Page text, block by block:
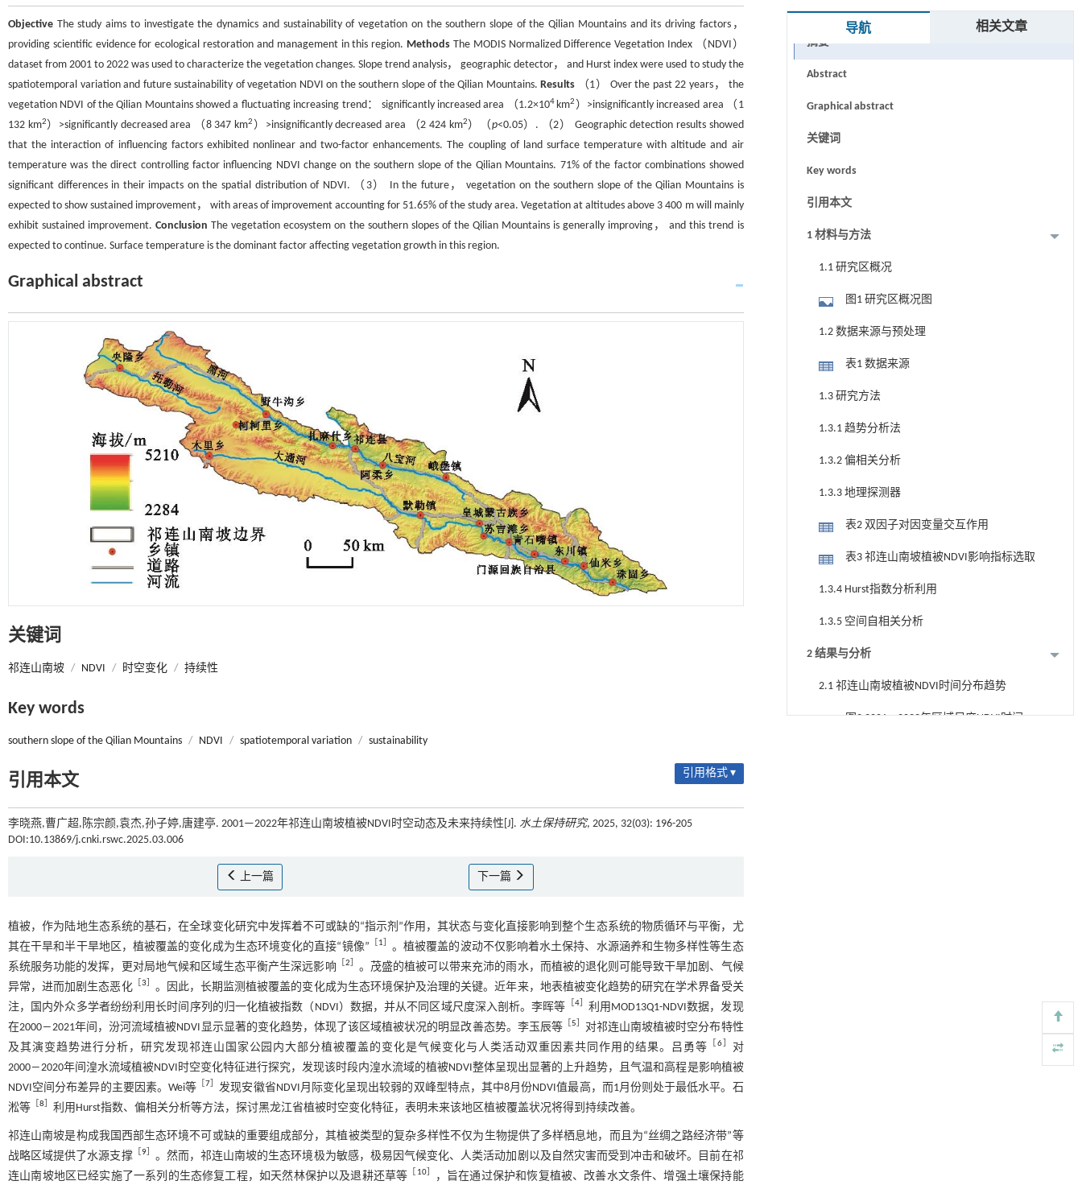
Objective The study aims to investigate the dynamics and sustainability of vegetation on the southern slope of the Qilian Mountains and its driving factors，
providing scientific evidence for ecological restoration and management in this region. Methods The MODIS Normalized Difference Vegetation Index （NDVI）
dataset from 2001 to 2022 was used to characterize the vegetation changes. Slope trend analysis， geographic detector， and Hurst index were used to study the
spatiotemporal variation and future sustainability of vegetation NDVI on the southern slope of the Qilian Mountains.Results （1） Over the past 22 years， the
vegetation NDVI of the Qilian Mountains showed a fluctuating increasing trend： significantly increased area （1.2×104km2 ）>insignificantly increased area （1
132 km2）>significantly decreased area （8 347 km2 ）>insignificantly decreased area （2 424 km2）（p<0.05）. （2） Geographic detection results showed
that the interaction of influencing factors exhibited nonlinear and two-factor enhancements. The coupling of land surface temperature with altitude and air
temperature was the direct controlling factor influencing NDVI change on the southern slope of the Qilian Mountains. 71% of the factor combinations showed
significant differences in their impacts on the spatial distribution of NDVI. （3） In the future， vegetation on the southern slope of the Qilian Mountains is
expected to show sustained improvement， with areas of improvement accounting for 51.65% of the study area. Vegetation at altitudes above 3 400 m will mainly
exhibit sustained improvement.Conclusion The vegetation ecosystem on the southern slopes of the Qilian Mountains is generally improving， and this trend is
expected to continue. Surface temperature is the dominant factor affecting vegetation growth in this region.
Graphical abstract
关键词
祁连山南坡 / NDVI / 时空变化 / 持续性
Key words
southern slope of the Qilian Mountains / NDVI / spatiotemporal variation / sustainability
引用本文 引用格式 ▾
李晓燕,曹广超,陈宗颜,袁杰,孙子婷,唐建亭. 2001—2022年祁连山南坡植被NDVI时空动态及未来持续性[J]. 水土保持研究, 2025, 32(03): 196-205
DOI:10.13869/j.cnki.rswc.2025.03.006
上一篇 下一篇
植被，作为陆地生态系统的基石，在全球变化研究中发挥着不可或缺的“指示剂”作用，其状态与变化直接影响到整个生态系统的物质循环与平衡，尤
其在干旱和半干旱地区，植被覆盖的变化成为生态环境变化的直接“镜像” ［1］ 。植被覆盖的波动不仅影响着水土保持、水源涵养和生物多样性等生态
系统服务功能的发挥，更对局地气候和区域生态平衡产生深远影响 ［2］ 。茂盛的植被可以带来充沛的雨水，而植被的退化则可能导致干旱加剧、气候
异常，进而加剧生态恶化 ［3］ 。因此，长期监测植被覆盖的变化成为生态环境保护及治理的关键。近年来，地表植被变化趋势的研究在学术界备受关
注，国内外众多学者纷纷利用长时间序列的归一化植被指数（NDVI）数据，并从不同区域尺度深入剖析。李晖等 ［4］ 利用MOD13Q1-NDVI数据，发现
在2000―2021年间，汾河流域植被NDVI显示显著的变化趋势，体现了该区域植被状况的明显改善态势。李玉辰等［5］ 对祁连山南坡植被时空分布特性
及其演变趋势进行分析，研究发现祁连山国家公园内大部分植被覆盖的变化是气候变化与人类活动双重因素共同作用的结果。吕勇等 ［6］
对
2000―2020年间湟水流域植被NDVI时空变化特征进行探究，发现该时段内湟水流域的植被NDVI整体呈现出显著的上升趋势，且气温和高程是影响植被
NDVI空间分布差异的主要因素。Wei等 ［7］ 发现安徽省NDVI月际变化呈现出较弱的双峰型特点，其中8月份NDVI值最高，而1月份则处于最低水平。石
淞等 ［8］ 利用Hurst指数、偏相关分析等方法，探讨黑龙江省植被时空变化特征，表明未来该地区植被覆盖状况将得到持续改善。
祁连山南坡是构成我国西部生态环境不可或缺的重要组成部分，其植被类型的复杂多样性不仅为生物提供了多样栖息地，而且为“丝绸之路经济带”等
战略区域提供了水源支撑 ［9］ 。然而，祁连山南坡的生态环境极为敏感，极易因气候变化、人类活动加剧以及自然灾害而受到冲击和破坏。目前在祁
连山南坡地区已经实施了一系列的生态修复工程，如天然林保护以及退耕还草等 ［ 10］
，旨在通过保护和恢复植被、改善水文条件、增强土壤保持能
导航 相关文章
摘要
Abstract
Graphical abstract
关键词
Key words
引用本文
1 材料与方法
1.1 研究区概况
图1 研究区概况图
1.2 数据来源与预处理
表1 数据来源
1.3 研究方法
1.3.1 趋势分析法
1.3.2 偏相关分析
1.3.3 地理探测器
表2 双因子对因变量交互作用
表3 祁连山南坡植被NDVI影响指标选取
1.3.4 Hurst指数分析利用
1.3.5 空间自相关分析
2 结果与分析
2.1 祁连山南坡植被NDVI时间分布趋势
图2 2001—2022年区域尺度NDVI时间变